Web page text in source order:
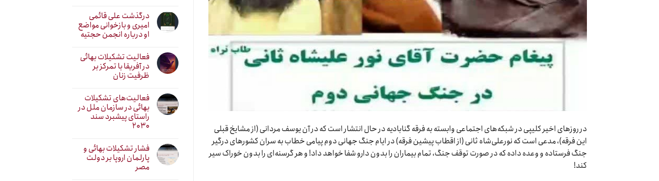
در روزهای اخیر کلیپی در شبکه‌های اجتماعی وابسته به فرقه گنابادیه در حال انتشار است که در آن یوسف مردانی (از مشایخ قبلی
این فرقه)، مدعی است که نورعلی‌شاه ثانی (از اقطاب پیشین فرقه) در ایام جنگ جهانی دوم پیامی خطاب به سران کشورهای درگیر
جنگ فرستاده و وعده داده که در صورت توقف جنگ، تمام بیماران را بدون دارو شفا خواهد داد! و هر گرسنه‌ای را بدون خوراک سیر
کند!
درگذشت علی قائمی
امیری و بازخوانی مواضع
او درباره انجمن حجتیه
فعالیت تشکیلات بهائی
در آفریقا با تمرکز بر
ظرفیت زنان
فعالیت‌های تشکیلات
بهائی در سازمان ملل در
راستای پیشبرد سند
۲۰۳۰
فشار تشکیلات بهائی و
پارلمان اروپا بر دولت
مصر